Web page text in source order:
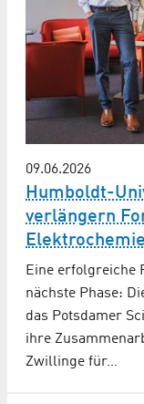
09.06.2026
Humboldt-
verlängern
Elektrochemie
Eine erfolgreiche
nächste Phase:
das Potsdamer
ihre
Zwillinge für…